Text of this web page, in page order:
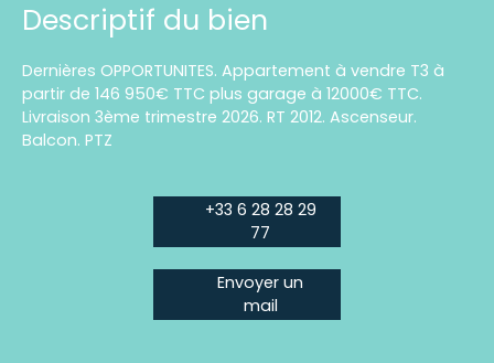
Descriptif du bien
Dernières OPPORTUNITES. Appartement à vendre T3 à
partir de 146 950€ TTC plus garage à 12000€ TTC.
Livraison 3ème trimestre 2026. RT 2012. Ascenseur.
Balcon. PTZ
+33 6 28 28 29
77
Envoyer un
mail